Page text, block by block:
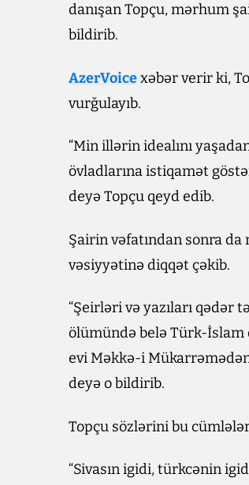
danışan Topçu, mərhum
bildirib.
AzerVoicexəbər verir ki,
vurğulayıb.
“Min illərin idealını
övladlarına istiqamət
deyə Topçu qeyd edib.
Şairin vəfatından sonra
vəsiyyətinə diqqət çəkib.
“Şeirləri və yazıları qədər
ölümündə belə Türk-İslam
evi Məkkə-i
deyə o bildirib.
Topçu sözlərini bu
“Sivasın igidi, türkcənin